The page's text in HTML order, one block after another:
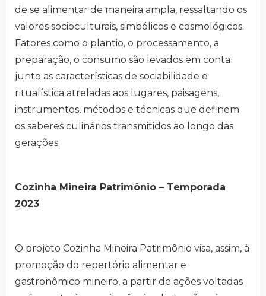
de se alimentar de maneira ampla, ressaltando os
valores socioculturais, simbólicos e cosmológicos.
Fatores como o plantio, o processamento, a
preparação, o consumo são levados em conta
junto as características de sociabilidade e
ritualística atreladas aos lugares, paisagens,
instrumentos, métodos e técnicas que definem
os saberes culinários transmitidos ao longo das
gerações.
Cozinha Mineira Patrimônio – Temporada
2023
O projeto Cozinha Mineira Patrimônio visa, assim, à
promoção do repertório alimentar e
gastronômico mineiro, a partir de ações voltadas